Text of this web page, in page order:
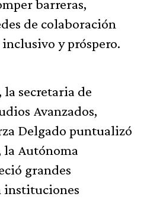
barreras,
de colaboración
y próspero.
secretaria de
Avanzados,
Delgado puntualizó
la Autónoma
grandes
instituciones